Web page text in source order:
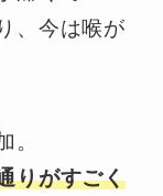
、今は喉が
。
りがすごく